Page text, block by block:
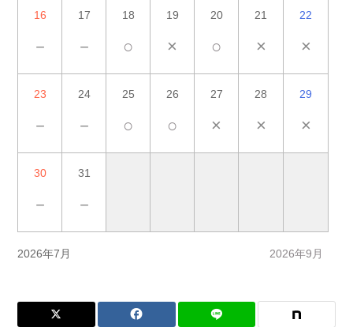
16
－
17
－
18
○
19
×
20
○
21
×
22
×
23
－
24
－
25
○
26
○
27
×
28
×
29
×
30
－
31
－
2026年7月 2026年9月